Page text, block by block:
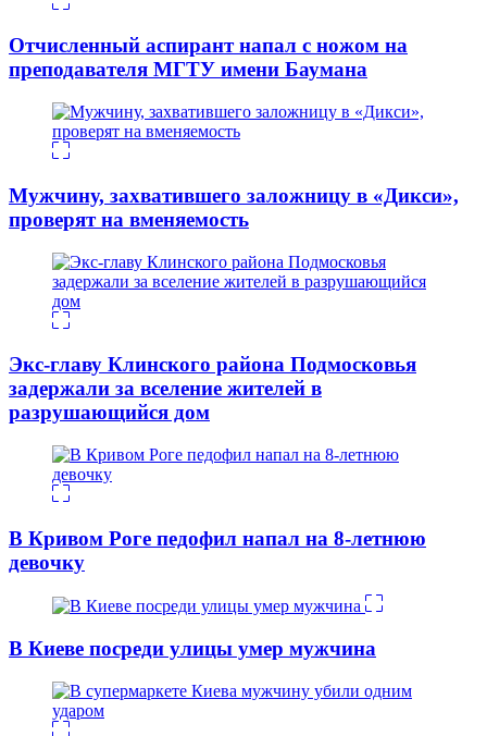
Отчисленный аспирант напал с ножом на
преподавателя МГТУ имени Баумана
Мужчину, захватившего заложницу в «Дикси»,
проверят на вменяемость
Экс-главу Клинского района Подмосковья
задержали за вселение жителей в
разрушающийся дом
В Кривом Роге педофил напал на 8-летнюю
девочку
В Киеве посреди улицы умер мужчина